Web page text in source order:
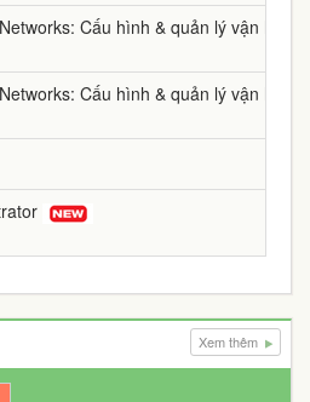
Cấu hình & quản lý vận hành
Cấu hình & quản lý vận hành
Xem thêm